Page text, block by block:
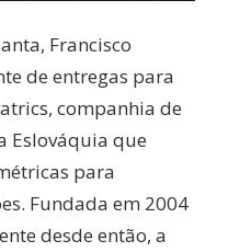
Francisco
de entregas para
companhia de
Eslováquia que
para
Fundada em 2004
desde então, a